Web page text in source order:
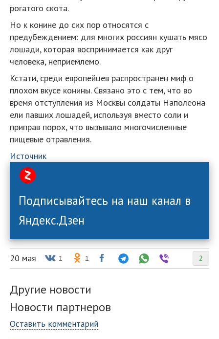
рогатого скота.
Но к конине до сих пор относятся с
предубеждением: для многих россиян кушать мясо
лошади, которая воспринимается как друг
человека, неприемлемо.
Кстати, среди европейцев распространен миф о
плохом вкусе конины. Связано это с тем, что во
время отступления из Москвы солдаты Наполеона
ели павших лошадей, используя вместо соли и
приправ порох, что вызывало многочисленные
пищевые отравления.
Источник
Подписывайтесь на наш канал в
Яндекс.Дзен
2
20 мая 1 1
Другие новости
Новости партнеров
Оставить комментарий